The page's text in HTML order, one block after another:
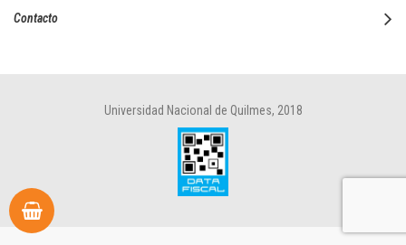
Contacto
Universidad Nacional de Quilmes, 2018